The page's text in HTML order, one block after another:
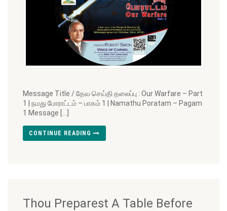
Message Title / தேவ செய்தி தலைப்பு : Our Warfare – Part
1 | நமது போராட்டம் – பாகம் 1 | Namathu Poratam – Pagam
1 Message […]
CONTINUE READING
Thou Preparest A Table Before